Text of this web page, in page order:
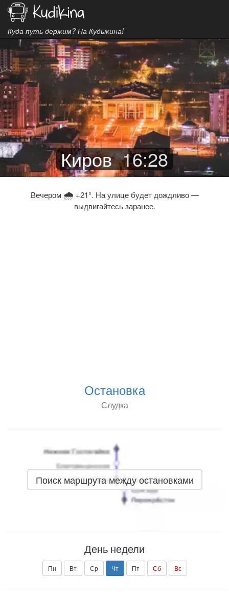
Куда путь держим? На Кудыкина!
Киров 16:28
Вечером 🌧 +21°. На улице будет дождливо —
выдвигайтесь заранее.
Остановка
Слудка
Поиск маршрута между остановками
День недели
Пн Вт Ср Чт Пт Сб Вс